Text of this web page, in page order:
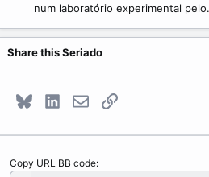
num laboratório experimental
Share this Seriado
Bluesky LinkedInE-mailLink
Copy URL BB code